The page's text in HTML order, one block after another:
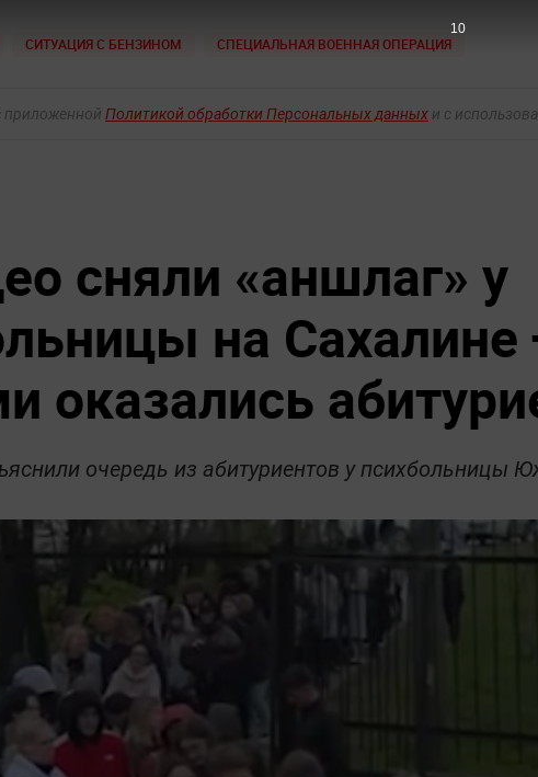
СИТУАЦИЯ С БЕНЗИНОМ СПЕЦИАЛЬНАЯ ВОЕННАЯ ОПЕРАЦИЯ
приложенной Политикой обработки Персональных данных и с
сняли «‎аншлаг» у
на Сахалине
оказались
очередь из абитуриентов у психбольницы
9